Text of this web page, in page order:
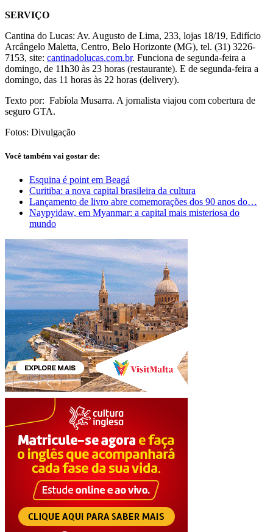
SERVIÇO
Cantina do Lucas: Av. Augusto de Lima, 233, lojas 18/19, Edifício
Arcângelo Maletta, Centro, Belo Horizonte (MG), tel. (31) 3226-
7153, site: cantinadolucas.com.br. Funciona de segunda-feira a
domingo, de 11h30 às 23 horas (restaurante). E de segunda-feira a
domingo, das 11 horas às 22 horas (delivery).
Texto por: Fabíola Musarra. A jornalista viajou com cobertura de
seguro GTA.
Fotos: Divulgação
Você também vai gostar de:
Esquina é point em Beagá
Curitiba: a nova capital brasileira da cultura
Lançamento de livro abre comemorações dos 90 anos do…
Naypyidaw, em Myanmar: a capital mais misteriosa do
mundo